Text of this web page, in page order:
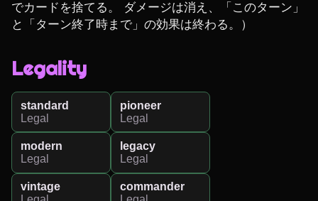
でカードを捨てる。 ダメージは消え、「このターン」
と「ターン終了時まで」の効果は終わる。）
Legality
standard
Legal
pioneer
Legal
modern
Legal
legacy
Legal
vintage
commander